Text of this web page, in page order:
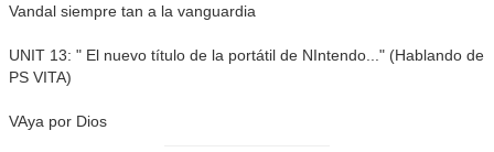
Vandal siempre tan a la vanguardia
UNIT 13: " El nuevo título de la portátil de NIntendo..." (Hablando de
PS VITA)
VAya por Dios